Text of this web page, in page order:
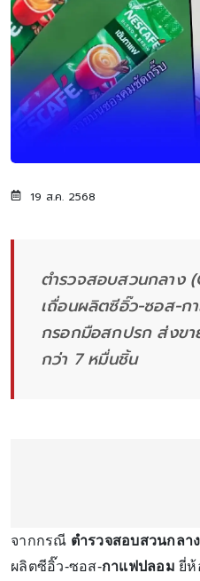
19 ส.ค. 2568
ตำรวจสอบสวนกลาง
เถื่อนผลิตซีอิ๊ว-ซอส-
กรอกมือสกปรก ส่งขา
กว่า 7 หมื่นชิ้น
จากกรณี ตำรวจสอบสวนกลาง
ผลิตซีอิ๊ว-ซอส-กาแฟปลอม ยี่ห้